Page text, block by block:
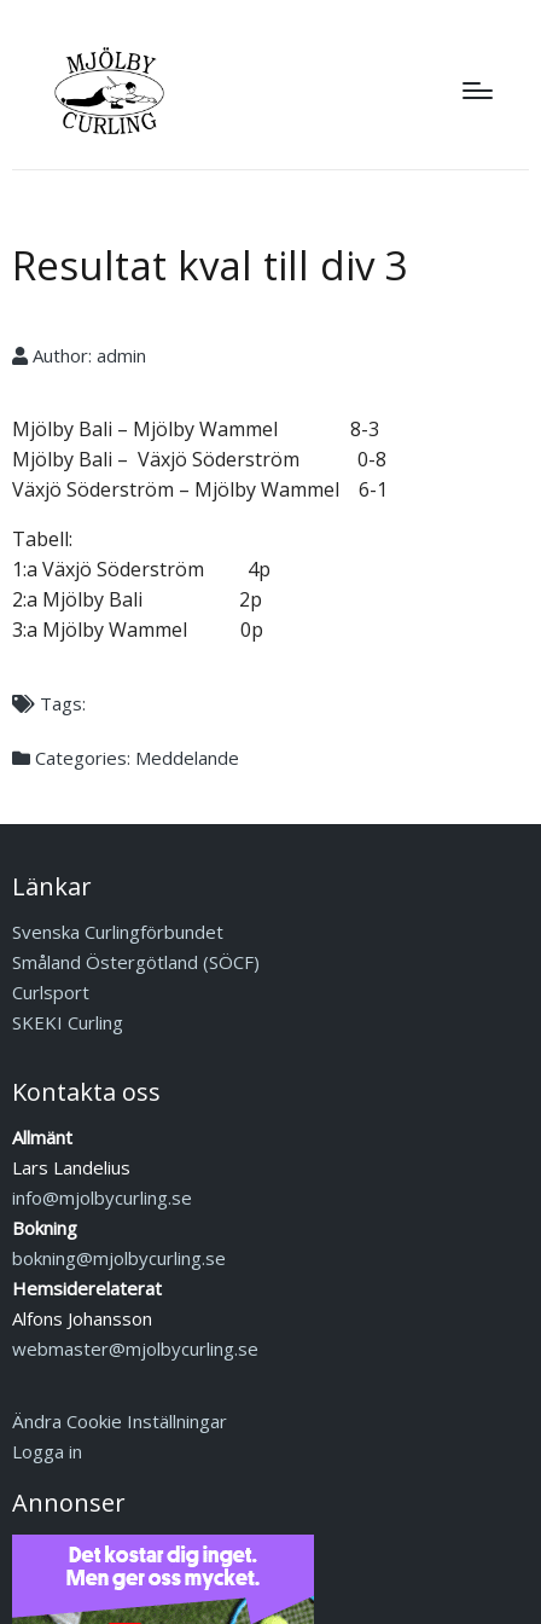
Resultat kval till div 3
Author: admin
Mjölby Bali – Mjölby Wammel 8-3
Mjölby Bali – Växjö Söderström 0-8
Växjö Söderström – Mjölby Wammel 6-1
Tabell:
1:a Växjö Söderström 4p
2:a Mjölby Bali 2p
3:a Mjölby Wammel 0p
Tags:
Categories: Meddelande
Länkar
Svenska Curlingförbundet
Småland Östergötland (SÖCF)
Curlsport
SKEKI Curling
Kontakta oss
Allmänt
Lars Landelius
info@mjolbycurling.se
Bokning
bokning@mjolbycurling.se
Hemsiderelaterat
Alfons Johansson
webmaster@mjolbycurling.se
Ändra Cookie Inställningar
Logga in
Annonser